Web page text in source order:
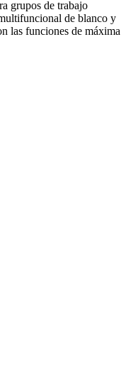
grupos de trabajo
de blanco y
las funciones de máxima